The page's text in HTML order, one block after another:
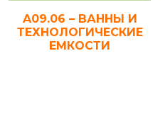
A09.06 – ВАННЫ И
ТЕХНОЛОГИЧЕСКИЕ
ЕМКОСТИ